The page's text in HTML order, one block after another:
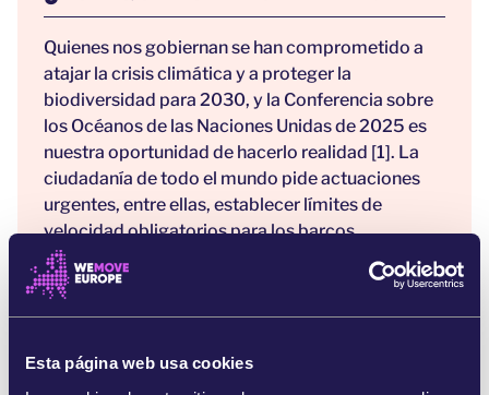
Esta página web usa cookies
Quienes nos gobiernan se han comprometido a
atajar la crisis climática y a proteger la
biodiversidad para 2030, y la Conferencia sobre
los Océanos de las Naciones Unidas de 2025 es
nuestra oportunidad de hacerlo realidad [1]. La
ciudadanía de todo el mundo pide actuaciones
urgentes, entre ellas, establecer límites de
velocidad obligatorios para los barcos.
Las colisiones con embarcaciones matan
ballenas a ritmos alarmantes. Solo en el
causa de muerte causada por seres humanos
para especies como el rorcual común y el